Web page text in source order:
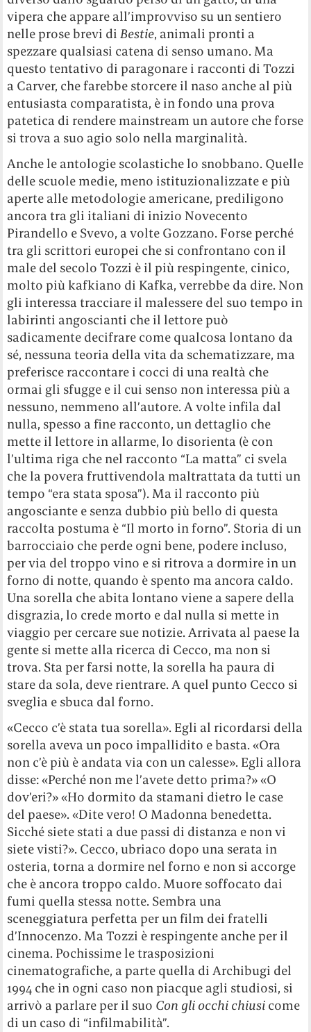
vipera che appare all’improvviso su un sentiero
nelle prose brevi diBestie, animali pronti a
spezzare qualsiasi catena di senso umano. Ma
questo tentativo di paragonare i racconti di Tozzi
a Carver, che farebbe storcere il naso anche al più
entusiasta comparatista, è in fondo una prova
patetica di rendere mainstream un autore che forse
si trova a suo agio solo nella marginalità.
Anche le antologie scolastiche lo snobbano. Quelle
delle scuole medie, meno istituzionalizzate e più
aperte alle metodologie americane, prediligono
ancora tra gli italiani di inizio Novecento
Pirandello e Svevo, a volte Gozzano. Forse perché
tra gli scrittori europei che si confrontano con il
male del secolo Tozzi è il più respingente, cinico,
molto più kafkiano di Kafka, verrebbe da dire. Non
gli interessa tracciare il malessere del suo tempo in
labirinti angoscianti che il lettore può
sadicamente decifrare come qualcosa lontano da
sé, nessuna teoria della vita da schematizzare, ma
preferisce raccontare i cocci di una realtà che
ormai gli sfugge e il cui senso non interessa più a
nessuno, nemmeno all’autore. A volte infila dal
nulla, spesso a fine racconto, un dettaglio che
mette il lettore in allarme, lo disorienta (è con
l’ultima riga che nel racconto “La matta” ci svela
che la povera fruttivendola maltrattata da tutti un
tempo “era stata sposa”). Ma il racconto più
angosciante e senza dubbio più bello di questa
raccolta postuma è “Il morto in forno”. Storia di un
barrocciaio che perde ogni bene, podere incluso,
per via del troppo vino e si ritrova a dormire in un
forno di notte, quando è spento ma ancora caldo.
Una sorella che abita lontano viene a sapere della
disgrazia, lo crede morto e dal nulla si mette in
viaggio per cercare sue notizie. Arrivata al paese la
gente si mette alla ricerca di Cecco, ma non si
trova. Sta per farsi notte, la sorella ha paura di
stare da sola, deve rientrare. A quel punto Cecco si
sveglia e sbuca dal forno.
«Cecco c’è stata tua sorella». Egli al ricordarsi della
sorella aveva un poco impallidito e basta. «Ora
non c’è più è andata via con un calesse». Egli allora
disse: «Perché non me l’avete detto prima?» «O
dov’eri?» «Ho dormito da stamani dietro le case
del paese». «Dite vero! O Madonna benedetta.
Sicché siete stati a due passi di distanza e non vi
siete visti?». Cecco, ubriaco dopo una serata in
osteria, torna a dormire nel forno e non si accorge
che è ancora troppo caldo. Muore soffocato dai
fumi quella stessa notte. Sembra una
sceneggiatura perfetta per un film dei fratelli
d’Innocenzo. Ma Tozzi è respingente anche per il
cinema. Pochissime le trasposizioni
cinematografiche, a parte quella di Archibugi del
1994 che in ogni caso non piacque agli studiosi, si
arrivò a parlare per il suo Con gli occhi chiusi come
di un caso di “infilmabilità”.